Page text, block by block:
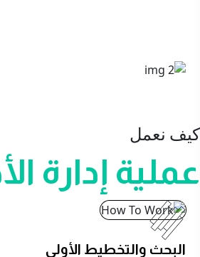
كيف نعمل
عملية إدارة
البحث والتخطيط الأولي